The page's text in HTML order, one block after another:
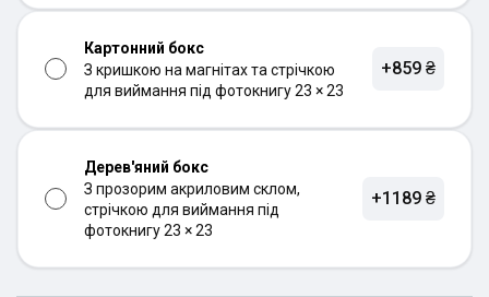
Картонний бокс
З кришкою на магнітах та стрічкою
для виймання під фотокнигу 23 × 23
+859 ₴
Дерев'яний бокс
З прозорим акриловим склом,
стрічкою для виймання під
фотокнигу 23 × 23
+1189 ₴